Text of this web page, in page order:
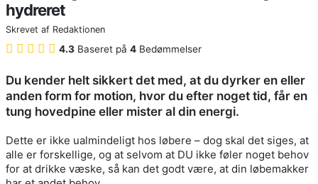
hydreret
Skrevet af Redaktionen
4.3 Baseret på 4 Bedømmelser
Du kender helt sikkert det med, at du dyrker en eller
anden form for motion, hvor du efter noget tid, får en
tung hovedpine eller mister al din energi.
Dette er ikke ualmindeligt hos løbere – dog skal det siges, at
alle er forskellige, og at selvom at DU ikke føler noget behov
for at drikke væske, så kan det godt være, at din løbemakker